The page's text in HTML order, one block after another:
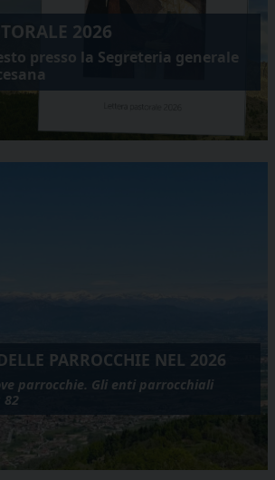
2026
presso la Segreteria generale
PARROCCHIE NEL 2026
parrocchie. Gli enti parrocchiali
82